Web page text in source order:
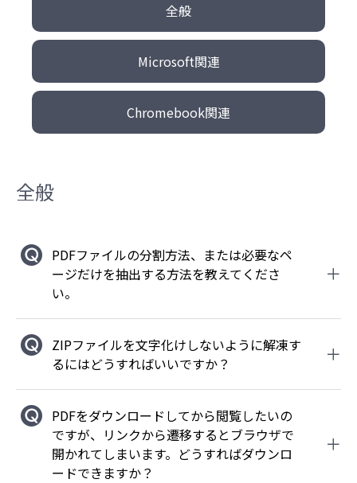
全般
Microsoft関連
Chromebook関連
全般
PDFファイルの分割方法、または必要なペ
ージだけを抽出する方法を教えてくださ
い。
ZIPファイルを文字化けしないように解凍す
るにはどうすればいいですか？
PDFをダウンロードしてから閲覧したいの
ですが、リンクから遷移するとブラウザで
開かれてしまいます。どうすればダウンロ
ードできますか？